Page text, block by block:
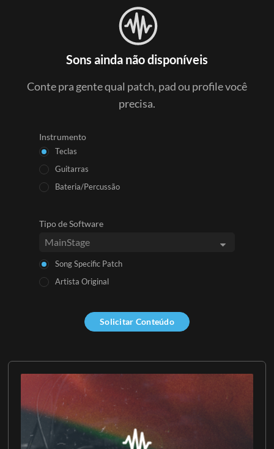
Sons ainda não disponíveis
Conte pra gente qual patch, pad ou profile você
precisa.
Instrumento
Teclas
Guitarras
Bateria/Percussão
Tipo de Software
Song Specific Patch
Artista Original
Solicitar Conteúdo